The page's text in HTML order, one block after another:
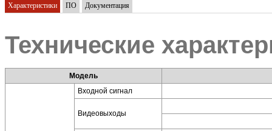
Характеристики ПО Документация
Технические
Модель
Входной сигнал
Видеовыходы